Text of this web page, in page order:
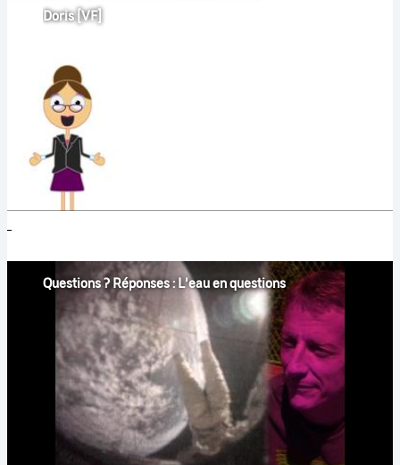
Doris [VF]
Questions ? Réponses : L'eau en questions